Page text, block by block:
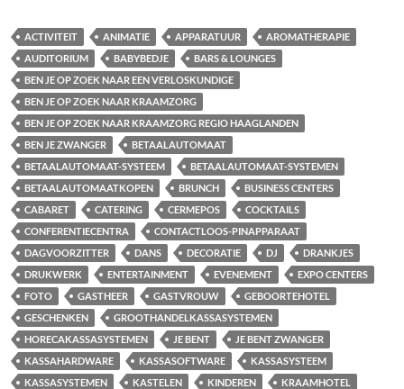
ACTIVITEIT ANIMATIE APPARATUUR
AROMATHERAPIE
AUDITORIUM
BABYBEDJE
BARS & LOUNGES
BEN JE OP ZOEK NAAR EEN VERLOSKUNDIGE
BEN JE OP ZOEK NAAR KRAAMZORG
BEN JE OP ZOEK NAAR KRAAMZORG REGIO HAAGLANDEN
BEN JE ZWANGER
BETAALAUTOMAAT
BETAALAUTOMAAT-SYSTEEM
BETAALAUTOMAAT-SYSTEMEN
BETAALAUTOMAATKOPEN
BRUNCH
BUSINESS CENTERS
CABARET
CATERING CERMEPOS
COCKTAILS
CONFERENTIECENTRA
CONTACTLOOS-PINAPPARAAT
DAGVOORZITTER
DANS DECORATIE DJ
DRANKJES
DRUKWERK
ENTERTAINMENT EVENEMENT
EXPO CENTERS
FOTO
GASTHEER GASTVROUW
GEBOORTEHOTEL
GESCHENKEN
GROOTHANDELKASSASYSTEMEN
HORECAKASSASYSTEMEN
JE BENT
JE BENT ZWANGER
KASSAHARDWARE
KASSASOFTWARE
KASSASYSTEEM
KASSASYSTEMEN
KASTELEN KINDEREN
KRAAMHOTEL